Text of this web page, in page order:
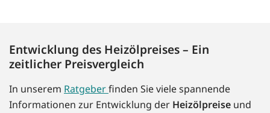
Entwicklung des Heizölpreises – Ein
zeitlicher Preisvergleich
In unserem Ratgeberfinden Sie viele spannende
Informationen zur Entwicklung der Heizölpreise und